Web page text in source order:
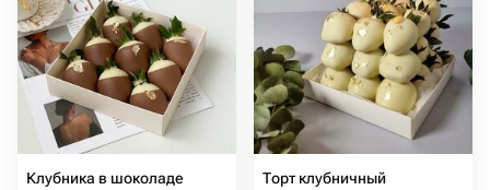
Клубника в шоколаде
Торт клубничный